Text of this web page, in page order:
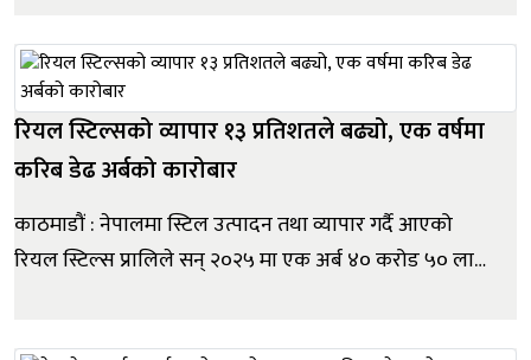
मुआब्जा व्यवस्थापन, स्रोत सुनिश्चितता, अन्तरनिकाय समन्वय र
ठेक्का...
रियल स्टिल्सको व्यापार १३ प्रतिशतले बढ्यो, एक वर्षमा
करिब डेढ अर्बको कारोबार
काठमाडौं : नेपालमा स्टिल उत्पादन तथा व्यापार गर्दै आएको
रियल स्टिल्स प्रालिले सन् २०२५ मा एक अर्ब ४० करोड ५० लाख